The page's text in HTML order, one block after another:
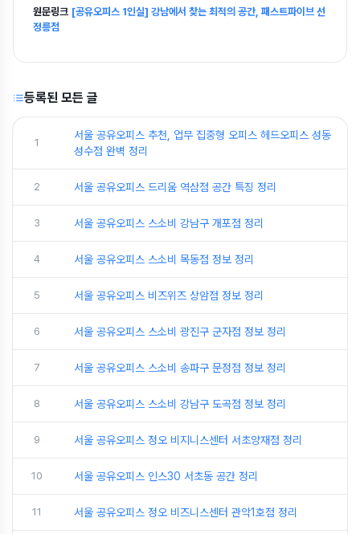
원문링크 [공유오피스 1인실] 강남에서 찾는 최적의 공간, 패스트파이브 선
정릉점
등록된 모든 글
1
서울 공유오피스 추천, 업무 집중형 오피스 헤드오피스 성동
성수점 완벽 정리
2 서울 공유오피스 드리움 역삼점 공간 특징 정리
3 서울 공유오피스 스소비 강남구 개포점 정리
4 서울 공유오피스 스소비 목동점 정보 정리
5 서울 공유오피스 비즈위즈 상암점 정보 정리
6 서울 공유오피스 스소비 광진구 군자점 정보 정리
7 서울 공유오피스 스소비 송파구 문정점 정보 정리
8 서울 공유오피스 스소비 강남구 도곡점 정보 정리
9 서울 공유오피스 정오 비지니스센터 서초양재점 정리
10 서울 공유오피스 인스30 서초동 공간 정리
11 서울 공유오피스 정오 비즈니스센터 관악1호점 정리